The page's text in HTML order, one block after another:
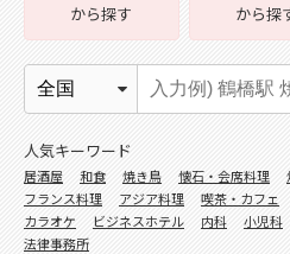
から探す
から探
人気キーワード
居酒屋 和食 焼き鳥 懐石・会席料理
フランス料理
アジア料理 喫茶・カフェ
カラオケ
ビジネスホテル 内科 小児科
法律事務所